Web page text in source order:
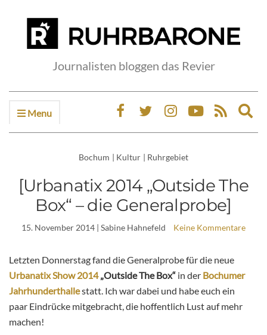
Journalisten bloggen das Revier
Menu
Bochum | Kultur | Ruhrgebiet
[Urbanatix 2014 „Outside The
Box“ – die Generalprobe]
15. November 2014 | Sabine Hahnefeld Keine Kommentare
Letzten Donnerstag fand die Generalprobe für die neue
Urbanatix Show 2014„Outside The Box“ in der Bochumer
Jahrhunderthallestatt. Ich war dabei und habe euch ein
paar Eindrücke mitgebracht, die hoffentlich Lust auf mehr
machen!